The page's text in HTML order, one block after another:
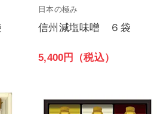
日本の極み
信州減塩味噌 ６袋
5,400円（税込）